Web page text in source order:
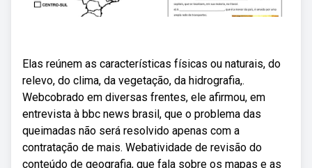
Elas reúnem as características físicas ou naturais, do
relevo, do clima, da vegetação, da hidrografia,.
Webcobrado em diversas frentes, ele afirmou, em
entrevista à bbc news brasil, que o problema das
queimadas não será resolvido apenas com a
contratação de mais. Webatividade de revisão do
conteúdo de geografia, que fala sobre os mapas e as